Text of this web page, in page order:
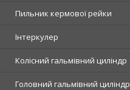
Пильник кермової рейки
Інтеркулер
Колісний гальмівний циліндр
Головний гальмівний циліндр